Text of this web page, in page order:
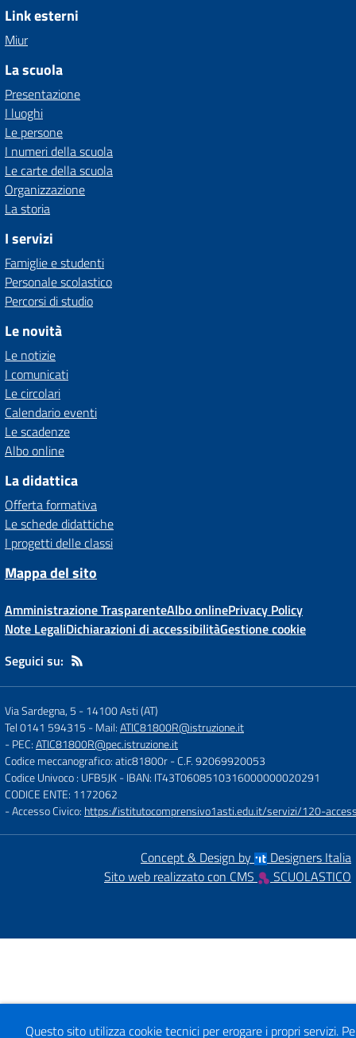
Link esterni
Miur
La scuola
Presentazione
I luoghi
Le persone
I numeri della scuola
Le carte della scuola
Organizzazione
La storia
I servizi
Famiglie e studenti
Personale scolastico
Percorsi di studio
Le novità
Le notizie
I comunicati
Le circolari
Calendario eventi
Le scadenze
Albo online
La didattica
Offerta formativa
Le schede didattiche
I progetti delle classi
Mappa del sito
Amministrazione TrasparenteAlbo onlinePrivacy Policy
Note LegaliDichiarazioni di accessibilitàGestione cookie
Seguici su:
Via Sardegna, 5 -14100 Asti (AT)
Tel 0141 594315 - Mail:ATIC81800R@istruzione.it
- PEC:ATIC81800R@pec.istruzione.it
Codice meccanografico: atic81800r- C.F. 92069920053
Codice Univoco : UFB5JK- IBAN: IT43T0608510316000000020291
CODICE ENTE: 1172062
- Accesso Civico: https://istitutocomprensivo1asti.edu.it/servizi/120-
Concept & Design by
Designers Italia
Sito web realizzato con CMS
SCUOLASTICO
Questo sito utilizza cookie tecnici per erogare i propri servizi.